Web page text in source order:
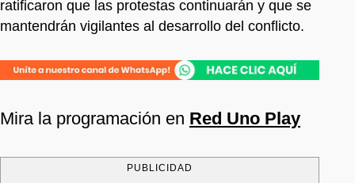
ratificaron que las protestas continuarán y que se
mantendrán vigilantes al desarrollo del conflicto.
Mira la programación en Red Uno Play
PUBLICIDAD